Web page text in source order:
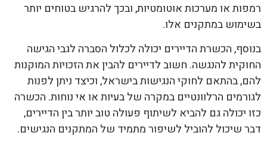
רמפות או מערכות אוטומטיות, ובכך להרגיש בטוחים יותר
בשימוש במתקנים אלו.
בנוסף, הכשרת הדיירים יכולה לכלול הסברה לגבי הגישה
החוקית להנגשה. חשוב לדיירים להבין את הזכויות המוקנות
להם, בהתאם לחוקי הנגישות בישראל, וכיצד ניתן לפנות
לגורמים הרלוונטיים במקרה של בעיות או אי נוחות. הכשרה
כזו יכולה גם להביא לשיתוף פעולה טוב יותר בין הדיירים,
דבר שיכול להוביל לשיפור מתמיד של המתקנים הנגישים.